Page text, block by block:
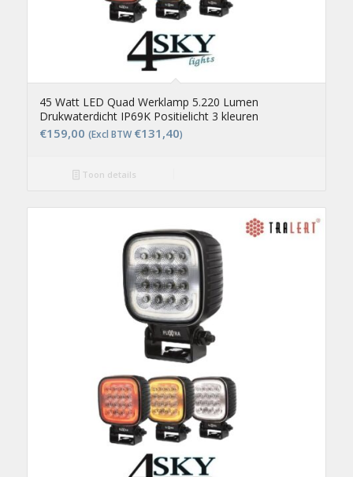
45 Watt LED Quad Werklamp 5.220 Lumen
Drukwaterdicht IP69K Positielicht 3 kleuren
€159,00 (Excl BTW €131,40)
Toon details